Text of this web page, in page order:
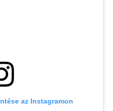
az Instagramon